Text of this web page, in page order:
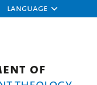
Language
of